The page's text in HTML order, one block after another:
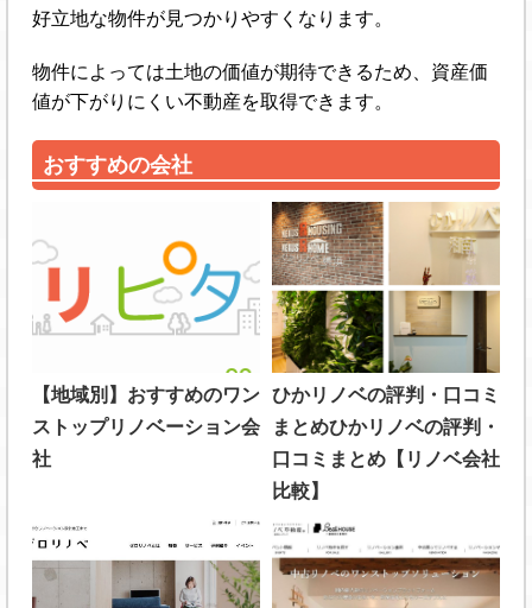
好立地な物件が見つかりやすくなります。
物件によっては土地の価値が期待できるため、資産価
値が下がりにくい不動産を取得できます。
おすすめの会社
【地域別】おすすめのワン
ストップリノベーション会
社
ひかリノベの評判・口コミ
まとめひかリノベの評判・
口コミまとめ【リノベ会社
比較】